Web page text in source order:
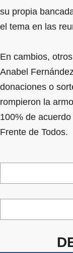
su propia
el tema en las
En cambios,
Anabel
donaciones o
rompieron la
100% de
Frente de Todos.